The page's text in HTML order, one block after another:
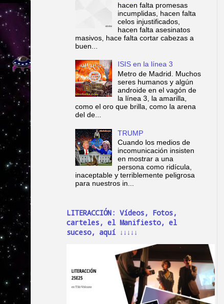
hacen falta promesas
incumplidas, hacen falta
celos injustificados,
hacen falta asesinatos
masivos, hace falta cortar cabezas a
buen...
ISIS en la línea 3
Metro de Madrid. Muchos
seres humanos y algún
androide en el vagón de
la línea 3, la amarilla,
como el oro que brilla, como la arena
del de...
TRUMP
Cuando los medios de
incomunicación insisten
en mostrar a una
persona como ridícula,
inaceptable y terriblemente peligrosa
para nuestros in...
LITERACCIÓN: Vídeos, Fotos,
carteles, el Manifiesto, el
suceso, aquí ↓↓↓↓↓